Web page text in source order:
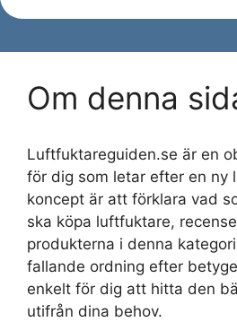
Om denna
Luftfuktareguiden.se är en
för dig som letar efter en ny
koncept är att förklara vad
ska köpa luftfuktare,
produkterna i denna
fallande ordning efter
enkelt för dig att hitta den
utifrån dina behov.